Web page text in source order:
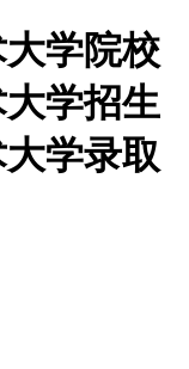
学院校
学招生
学录取